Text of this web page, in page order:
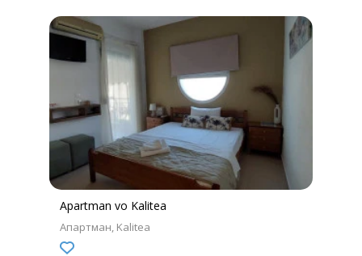
Apartman vo Kalitea
Апартман Kalitea